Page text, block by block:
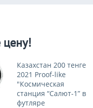
цену!
Казахстан 200 тенге
2021 Proof-like
"Космическая
станция “Салют-1” в
футляре